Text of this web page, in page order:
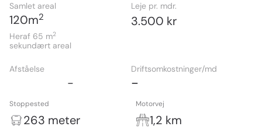
Samlet areal
120m2
Heraf 65 m2
sekundært areal
Leje pr. mdr.
3.500 kr
Afståelse
-
Driftsomkostninger/md
-
Stoppested
263 meter
Motorvej
1,2 km